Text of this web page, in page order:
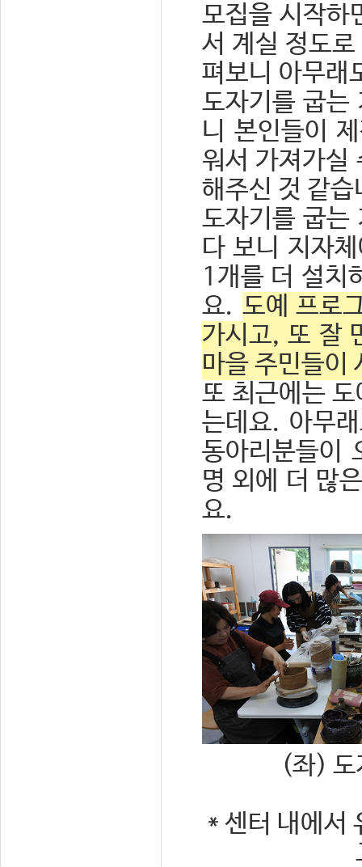
모집을 시작하
서 계실 정도
펴보니 아무래
도자기를 굽는
니 본인들이
워서 가져가실
해주신 것 같
도자기를 굽는
다 보니 지자
1개를 더 설치
요. 도예 프로
가시고, 또 잘
마을 주민들이
또 최근에는
는데요. 아무
동아리분들이
명 외에 더 많
요.
(좌) 도
* 센터 내에서